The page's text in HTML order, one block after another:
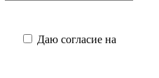
Даю согласие на